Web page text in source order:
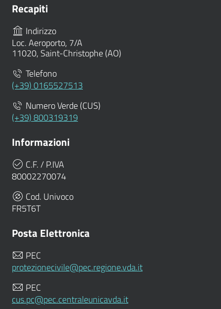
Recapiti
Indirizzo
Loc. Aeroporto, 7/A
11020, Saint-Christophe (AO)
Telefono
(+39) 0165527513
Numero Verde (CUS)
(+39) 800319319
Informazioni
C.F. / P.IVA
80002270074
Cod. Univoco
FR5T6T
Posta Elettronica
PEC
protezionecivile@pec.regione.vda.it
PEC
cus.pc@pec.centraleunicavda.it